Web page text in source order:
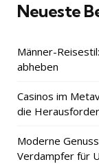
Neueste
Männer-
abheben
Casinos im
die
Moderne
Verdampfer für